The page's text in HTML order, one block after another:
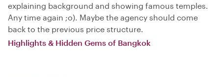
explaining background and showing famous temples.
Any time again ;o). Maybe the agency should come
back to the previous price structure.
Highlights & Hidden Gems of Bangkok